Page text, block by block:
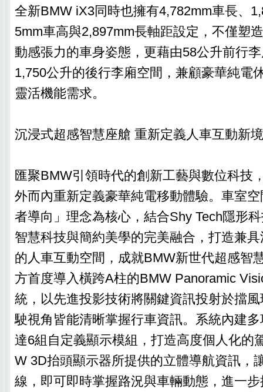
全新BMW iX3同時也擁有4,782mm車長、
5mm車高與2,897mm長軸距設定，不僅塑
動感張力的車身姿態，更藉由58公升前行
1,750公升的後行李廂空間，兼顧豪華純電
靈活機能需求。
沉浸式超感智慧座艙 重新定義人車互動新境
匯聚BMW引領時代的創新工藝與數位科技
外而內重新定義豪華純電移動體驗。車室
者導向」理念為核心，結合Shy Tech隱形
智慧科技與簡約美學的完美融合，打造兼
的人車互動空間，成就BMW新世代超感智
方首度導入橫跨A柱的BMW Panoramic
統，以先進投影技術將關鍵資訊投射於擋
駛視角皆能清晰掌握行車資訊。系統內建
達6組自定義顯示模組，打造高度個人化的
W 3D抬頭顯示器所提供的立體導航資訊，
線，即可即時掌握路況與車輛動態，進一